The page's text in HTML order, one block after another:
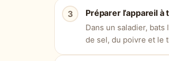
Préparer l’appareil à
Dans un saladier, bats
de sel, du poivre et le